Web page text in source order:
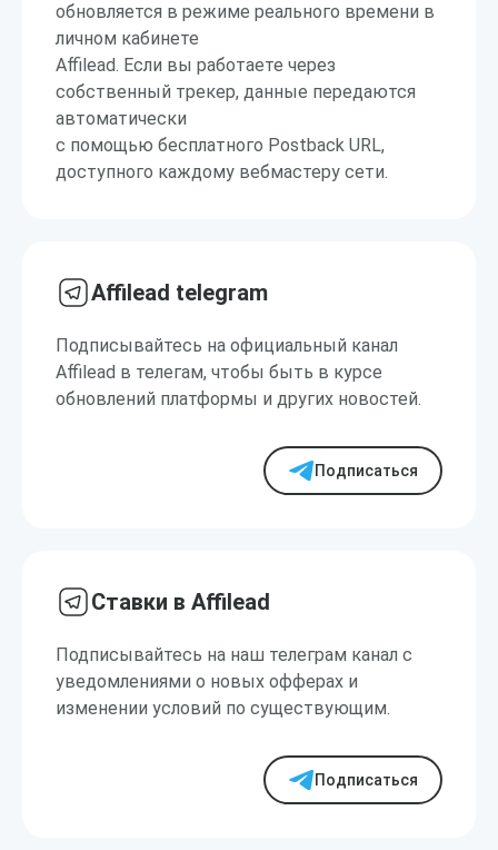
обновляется в режиме реального времени в
личном кабинете
Affilead. Если вы работаете через
собственный трекер, данные передаются
автоматически
с помощью бесплатного Postback URL,
доступного каждому вебмастеру сети.
Affilead telegram
Подписывайтесь на официальный канал
Affilead в телегам, чтобы быть в курсе
обновлений платформы и других новостей.
Подписаться
Ставки в Affilead
Подписывайтесь на наш телеграм канал с
уведомлениями о новых офферах и
изменении условий по существующим.
Подписаться